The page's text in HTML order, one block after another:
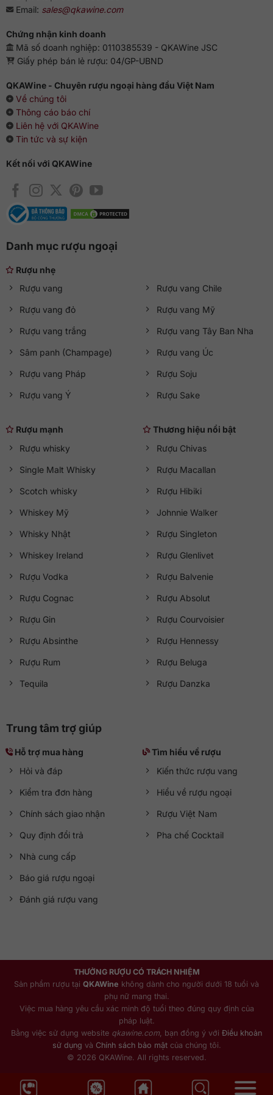
Email: sales@qkawine.com
Chứng nhận kinh doanh
Mã số doanh nghiệp: 0110385539 - QKAWine JSC
Giấy phép bán lẻ rượu: 04/GP-UBND
QKAWine - Chuyên rượu ngoại hàng đầu Việt Nam
Về chúng tôi
Thông cáo báo chí
Liên hệ với QKAWine
Tin tức và sự kiện
Kết nối với QKAWine
Danh mục rượu ngoại
Rượu nhẹ
Rượu vang
Rượu vang đỏ
Rượu vang trắng
Sâm panh (Champage)
Rượu vang Pháp
Rượu vang Ý
Rượu vang Chile
Rượu vang Mỹ
Rượu vang Tây Ban Nha
Rượu vang Úc
Rượu Soju
Rượu Sake
Rượu mạnh
Rượu whisky
Single Malt Whisky
Scotch whisky
Whiskey Mỹ
Whisky Nhật
Whiskey Ireland
Rượu Vodka
Rượu Cognac
Rượu Gin
Rượu Absinthe
Rượu Rum
Tequila
Thương hiệu nổi bật
Rượu Chivas
Rượu Macallan
Rượu Hibiki
Johnnie Walker
Rượu Singleton
Rượu Glenlivet
Rượu Balvenie
Rượu Absolut
Rượu Courvoisier
Rượu Hennessy
Rượu Beluga
Rượu Danzka
Trung tâm trợ giúp
Hỗ trợ mua hàng
Hỏi và đáp
Kiểm tra đơn hàng
Chính sách giao nhận
Quy định đổi trả
Nhà cung cấp
Báo giá rượu ngoại
Đánh giá rượu vang
Tìm hiểu về rượu
Kiến thức rượu vang
Hiểu về rượu ngoại
Rượu Việt Nam
Pha chế Cocktail
THƯỞNG RƯỢU CÓ TRÁCH NHIỆM
Sản phẩm rượu tại QKAWine không dành cho người dưới 18 tuổi và
phụ nữ mang thai.
Việc mua hàng yêu cầu xác minh độ tuổi theo đúng quy định của
pháp luật.
Bằng việc sử dụng website qkawine.com , bạn đồng ý với Điều khoản
sử dụng và Chính sách bảo mậtcủa chúng tôi.
© 2026 QKAWine. All rights reserved.